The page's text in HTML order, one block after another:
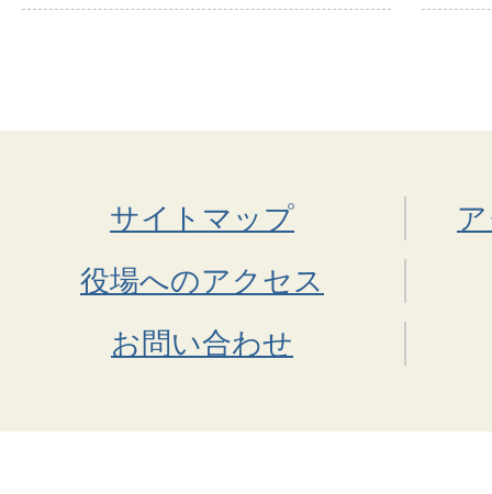
サイトマップ
役場へのアクセス
お問い合わせ